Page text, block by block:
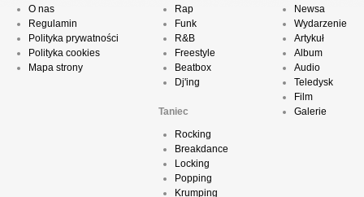
O nas
Regulamin
Polityka prywatności
Polityka cookies
Mapa strony
Rap
Funk
R&B
Freestyle
Beatbox
Dj'ing
Taniec
Rocking
Breakdance
Locking
Popping
Krumping
Newsa
Wydarzenie
Artykuł
Album
Audio
Teledysk
Film
Galerie